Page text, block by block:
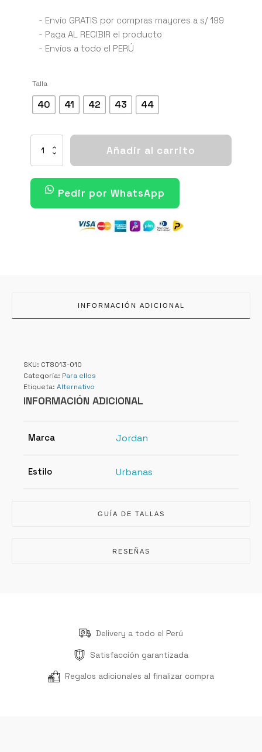
era:
S/ 459.00.
es:
S/ 369.00.
- Envío GRATIS por compras mayores a s/ 199
- Paga AL RECIBIR el producto
- Envíos a todo el PERÚ
Talla
40 41 42 43 44
JORDAN
RETRO
12
BARONS
Añadir al carrito
Pedir por WhatsApp
INFORMACIÓN ADICIONAL
SKU: CT8013-010
Categoría: Para ellos
Etiqueta: Alternativo
INFORMACIÓN ADICIONAL
Marca Jordan
Estilo Urbanas
GUÍA DE TALLAS
RESEÑAS
Delivery a todo el Perú
Satisfacción garantizada
Regalos adicionales al finalizar compra